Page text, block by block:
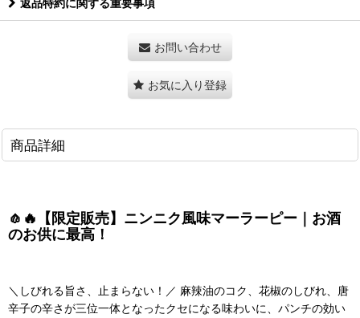
お問い合わせ
お気に入り登録
商品詳細
🧄🔥【限定販売】ニンニク風味マーラーピー｜お酒
のお供に最高！
＼しびれる旨さ、止まらない！／ 麻辣油のコク、花椒のしびれ、唐
辛子の辛さが三位一体となったクセになる味わいに、パンチの効い